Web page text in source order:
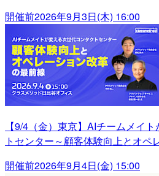
開催前2026年9月3日(木) 16:00
【9/4（金）東京】AIチームメイ
トセンター～顧客体験向上とオペ
開催前2026年9月4日(金) 15:00